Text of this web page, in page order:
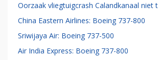
Oorzaak vliegtuigcrash Calandkanaal niet
China Eastern Airlines: Boeing 737-800
Sriwijaya Air: Boeing 737-500
Air India Express: Boeing 737-800